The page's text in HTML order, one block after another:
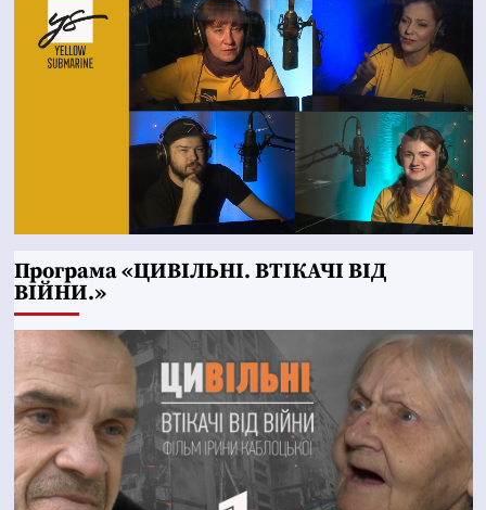
Програма «ЦИВІЛЬНІ. ВТІКАЧІ ВІД
ВІЙНИ.»